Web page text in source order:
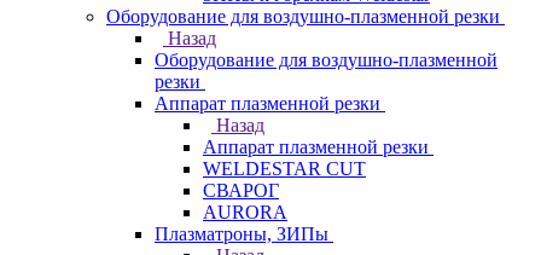
Оборудование для воздушно-плазменной резки
Назад
Оборудование для воздушно-плазменной
резки
Аппарат плазменной резки
Назад
Аппарат плазменной резки
WELDESTAR CUT
СВАРОГ
AURORA
Плазматроны, ЗИПы